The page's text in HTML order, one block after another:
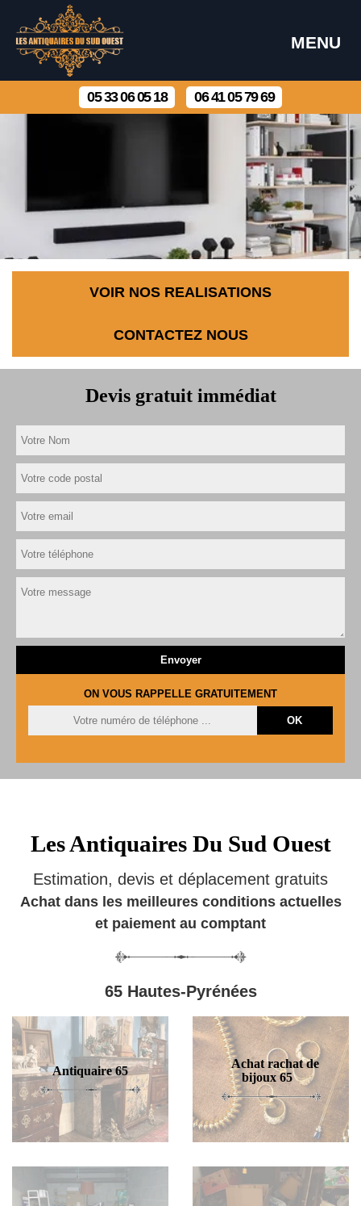
MENU
05 33 06 05 18 06 41 05 79 69
VOIR NOS REALISATIONS
CONTACTEZ NOUS
Devis gratuit immédiat
ON VOUS RAPPELLE GRATUITEMENT
Les Antiquaires Du Sud Ouest
Estimation, devis et déplacement gratuits
Achat dans les meilleures conditions actuelles
et paiement au comptant
65 Hautes-Pyrénées
Antiquaire 65
Achat rachat de
bijoux 65